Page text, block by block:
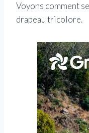
Voyons comment
drapeau tricolore.